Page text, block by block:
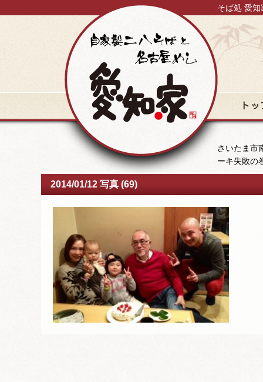
そば処 愛
さいたま市
ーキ失敗の
2014/01/12 写真 (69)